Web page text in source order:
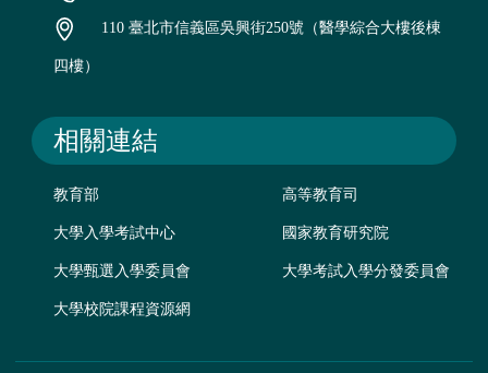
110 臺北市信義區吳興街250號（醫學綜合大樓後棟
四樓）
相關連結
教育部 高等教育司
大學入學考試中心 國家教育研究院
大學甄選入學委員會 大學考試入學分發委員會
大學校院課程資源網